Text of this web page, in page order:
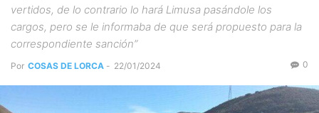
vertidos, de lo contrario lo hará Limusa pasándole los
cargos, pero se le informaba de que será propuesto para la
correspondiente sanción”
Por COSAS DE LORCA - 22/01/2024 0